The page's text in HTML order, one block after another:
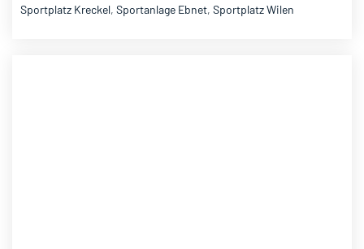
Sportplatz Kreckel, Sportanlage Ebnet, Sportplatz Wilen